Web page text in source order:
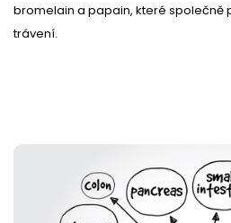
bromelain a papain, které společně
trávení.